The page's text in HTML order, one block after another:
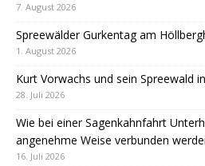
7. August 2026
Spreewälder Gurkentag am
1. August 2026
Kurt Vorwachs und sein Spreewald
28. Juli 2026
Wie bei einer Sagenkahnfahrt
angenehme Weise verbunden
16. Juli 2026